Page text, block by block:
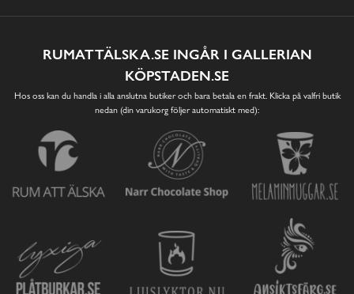
RUMATTÄLSKA.SE INGÅR I GALLERIAN
KÖPSTADEN.SE
Hos oss kan du handla i alla anslutna butiker och bara betala en frakt. Klicka på valfri butik
nedan (din varukorg följer automatiskt med):